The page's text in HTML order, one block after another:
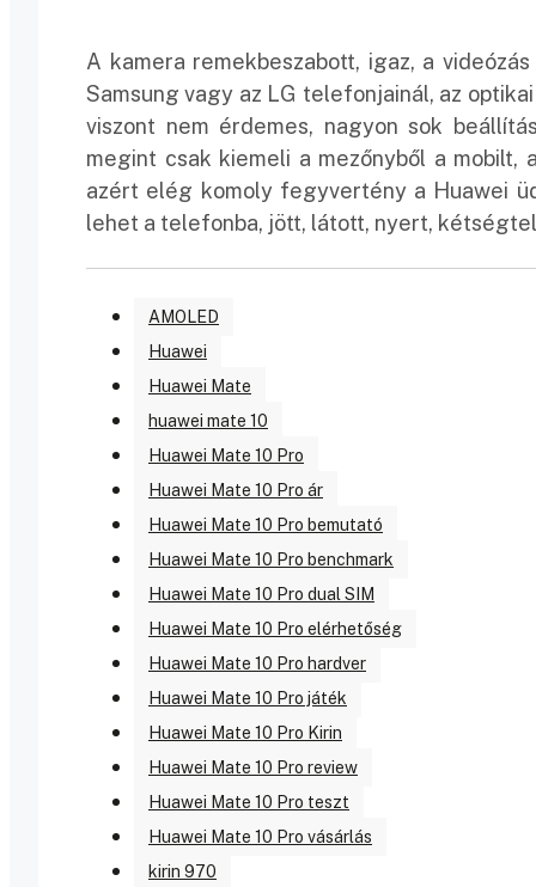
A kamera remekbeszabott, igaz, a
Samsung vagy az LG telefonjainál, az
viszont nem érdemes, nagyon sok
megint csak kiemeli a mezőnyből a
azért elég komoly fegyvertény a Huawei
lehet a telefonba, jött, látott, nyert,
AMOLED
Huawei
Huawei Mate
huawei mate 10
Huawei Mate 10 Pro
Huawei Mate 10 Pro ár
Huawei Mate 10 Pro bemutató
Huawei Mate 10 Pro benchmark
Huawei Mate 10 Pro dual SIM
Huawei Mate 10 Pro elérhetőség
Huawei Mate 10 Pro hardver
Huawei Mate 10 Pro játék
Huawei Mate 10 Pro Kirin
Huawei Mate 10 Pro review
Huawei Mate 10 Pro teszt
Huawei Mate 10 Pro vásárlás
kirin 970